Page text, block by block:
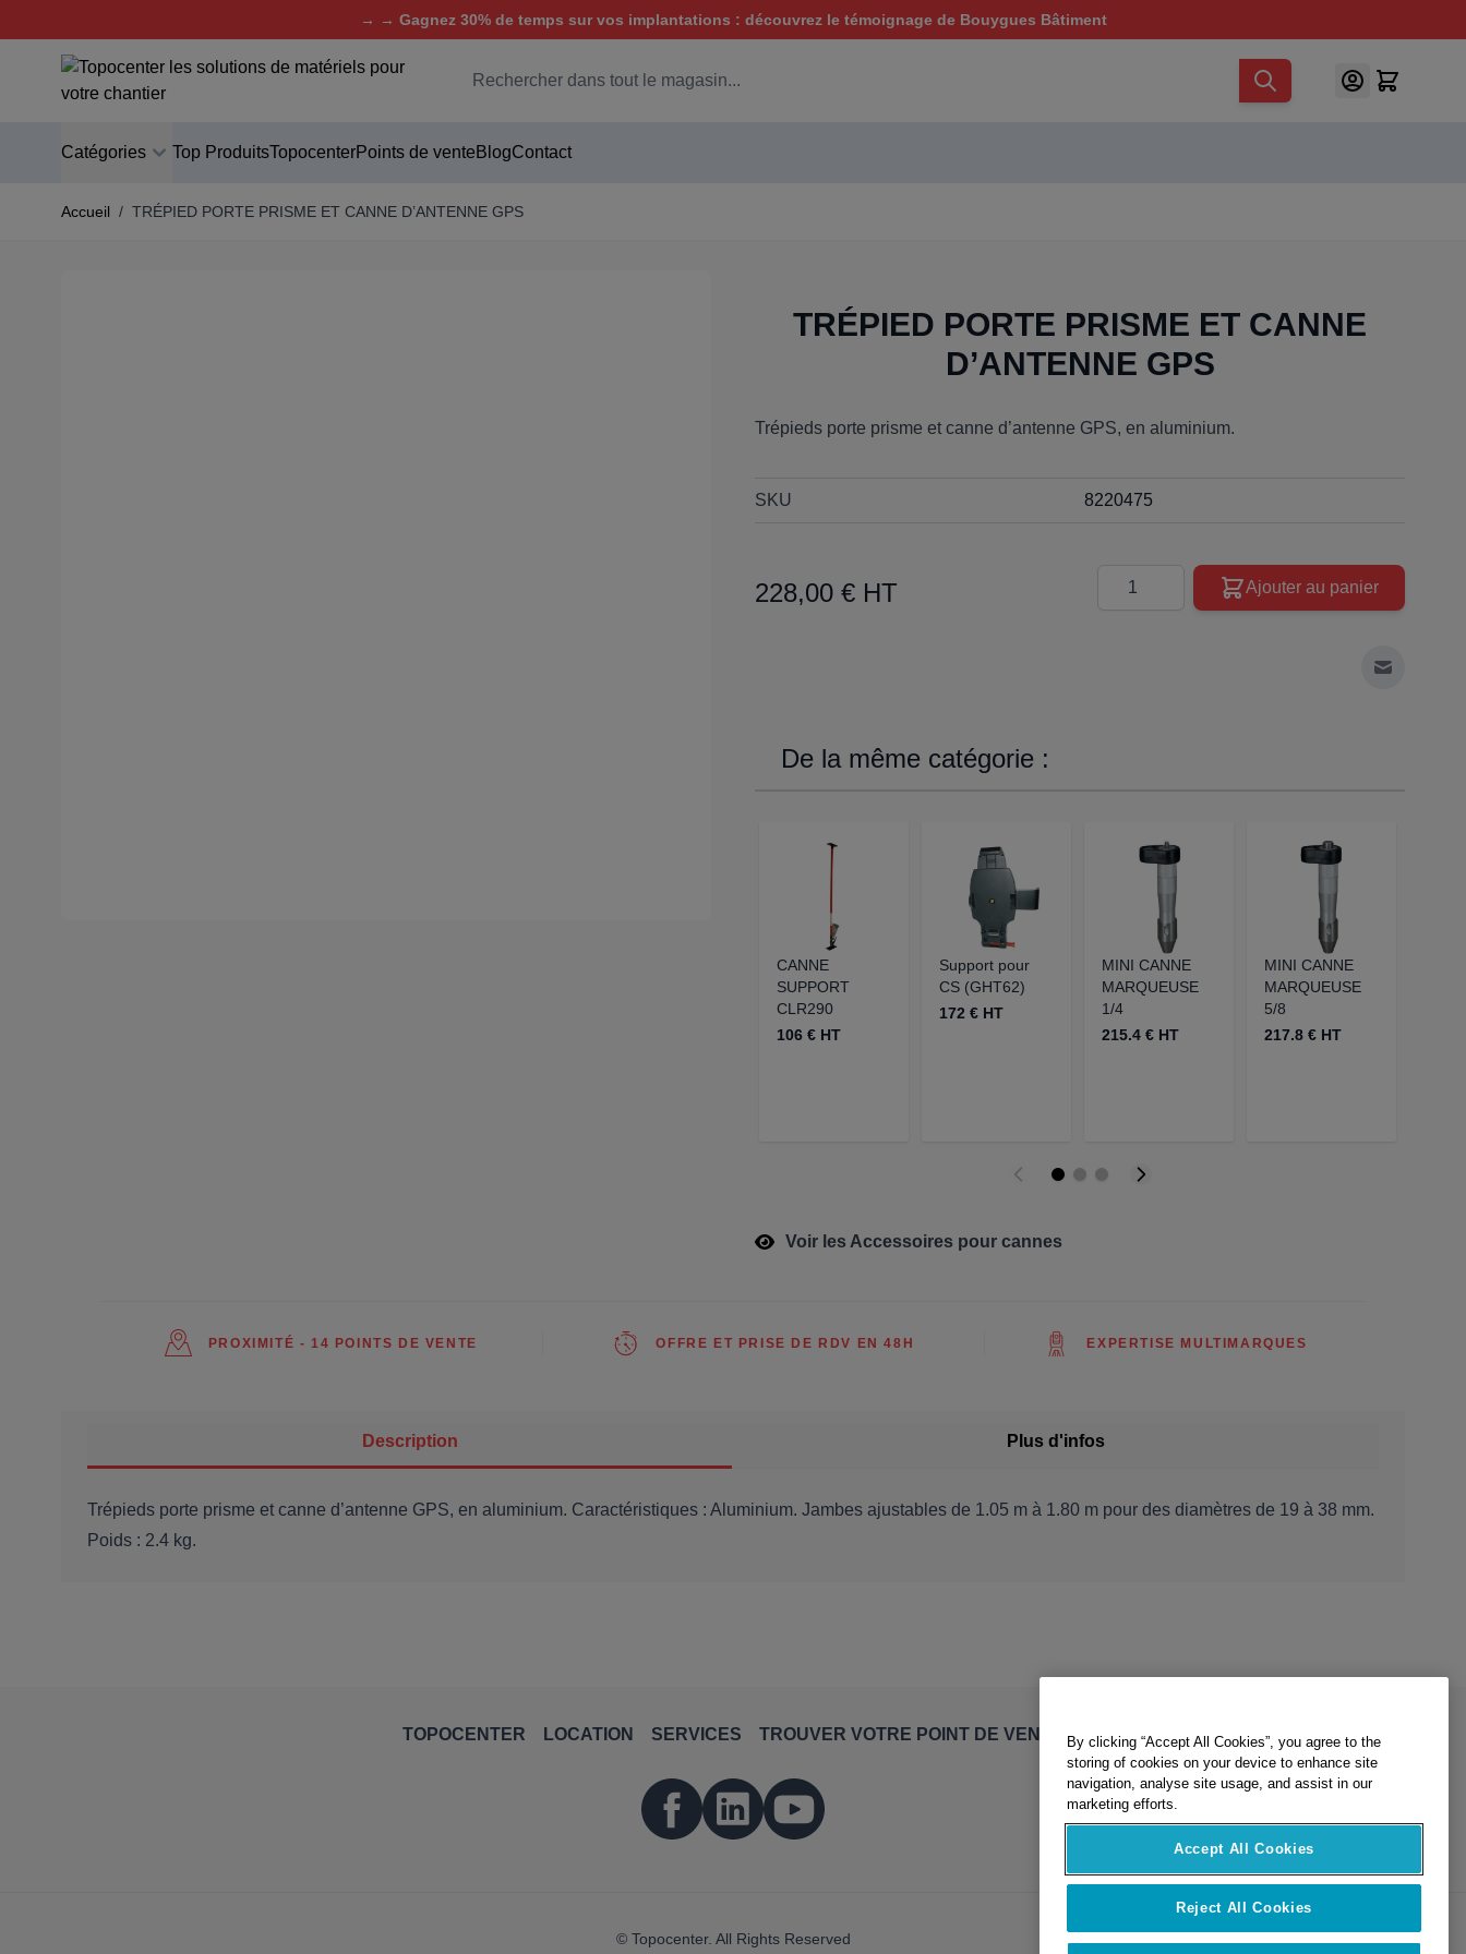
→ → Gagnez 30% de temps sur vos implantations : découvrez le témoignage de Bouygues Bâtiment
Aller au contenu
Chercher
Catégories Top ProduitsTopocenterPoints de vente BlogContact
Accueil / TRÉPIED PORTE PRISME ET CANNE D’ANTENNE GPS
TRÉPIED PORTE PRISME ET CANNE
D’ANTENNE GPS
Trépieds porte prisme et canne d’antenne GPS, en aluminium.
SKU 8220475
228,00 € HT
Quantité
Ajouter au panier
Envoyer à
De la même catégorie :
CANNE
SUPPORT
CLR290
106 € HT
Support pour
CS (GHT62)
172 € HT
MINI CANNE
MARQUEUSE
1/4
215.4 € HT
MINI CANNE
MARQUEUSE
5/8
217.8 € HT
Voir les Accessoires pour cannes
PROXIMITÉ - 14 POINTS DE VENTE OFFRE ET PRISE DE RDV EN 48H EXPERTISE MULTIMARQUES
Description Plus d'infos
Trépieds porte prisme et canne d’antenne GPS, en aluminium. Caractéristiques : Aluminium. Jambes ajustables de 1.05 m à 1.80 m pour des diamètres de 19 à 38 mm.
Poids : 2.4 kg.
TOPOCENTER LOCATION SERVICES TROUVER VOTRE POINT DE VENTE
© Topocenter. All Rights Reserved
storing of cookies on your device to enhance site
navigation, analyse site usage, and assist in our
marketing efforts.
Accept All Cookies
Reject All Cookies
Cookies Settings